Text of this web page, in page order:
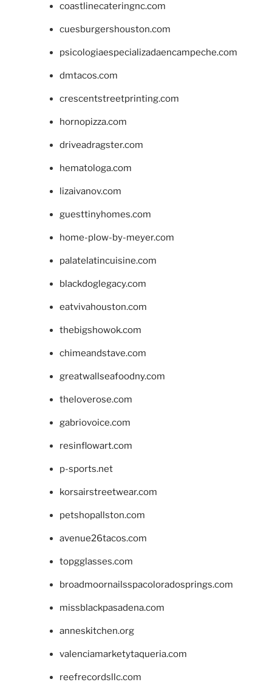
coastlinecateringnc.com
cuesburgershouston.com
psicologiaespecializadaencampeche.com
dmtacos.com
crescentstreetprinting.com
hornopizza.com
driveadragster.com
hematologa.com
lizaivanov.com
guesttinyhomes.com
home-plow-by-meyer.com
palatelatincuisine.com
blackdoglegacy.com
eatvivahouston.com
thebigshowok.com
chimeandstave.com
greatwallseafoodny.com
theloverose.com
gabriovoice.com
resinflowart.com
p-sports.net
korsairstreetwear.com
petshopallston.com
avenue26tacos.com
topgglasses.com
broadmoornailsspacoloradosprings.com
missblackpasadena.com
anneskitchen.org
valenciamarketytaqueria.com
reefrecordsllc.com